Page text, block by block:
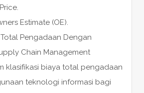
Estimate (OE).
Pengadaan Dengan
Chain Management
klasifikasi biaya total pengadaan
teknologi informasi bagi